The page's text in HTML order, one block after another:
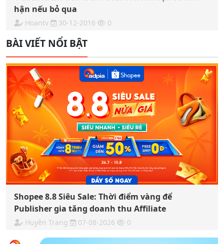
hận nếu bỏ qua
Hoantv 30-12-2016 0
BÀI VIẾT NỔI BẬT
Shopee 8.8 Siêu Sale: Thời điểm vàng để
Publisher gia tăng doanh thu Affiliate
Huyền Trang 07-08-2026 0